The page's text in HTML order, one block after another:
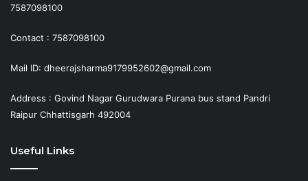
7587098100
Contact : 7587098100
Mail ID: dheerajsharma9179952602@gmail.com
Address : Govind Nagar Gurudwara Purana bus stand Pandri
Raipur Chhattisgarh 492004
Useful Links